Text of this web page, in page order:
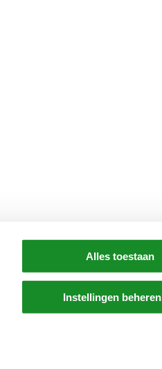
Alles toestaan
Instellingen beheren